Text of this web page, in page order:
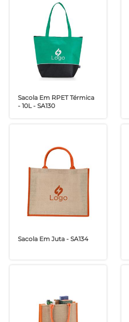
Sacola Em RPET Térmica
- 10L - SA130
Sacola Em Juta - SA134